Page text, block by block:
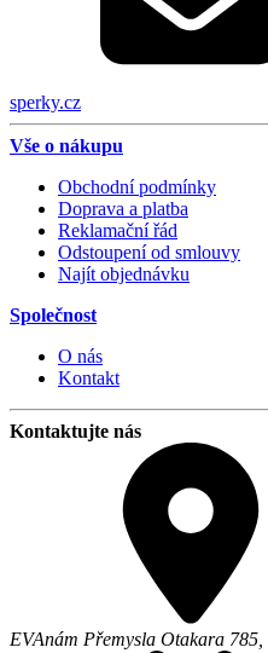
sperky.cz
Vše o nákupu
Obchodní podmínky
Doprava a platba
Reklamační řád
Odstoupení od smlouvy
Najít objednávku
Společnost
O nás
Kontakt
Kontaktujte nás
EVAnám Přemysla Otakara 785,